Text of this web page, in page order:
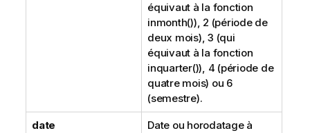
équivaut à la fonction
inmonth()), 2 (période de
deux mois), 3 (qui
équivaut à la fonction
inquarter()), 4 (période de
quatre mois) ou 6
(semestre).
date
Date ou horodatage à